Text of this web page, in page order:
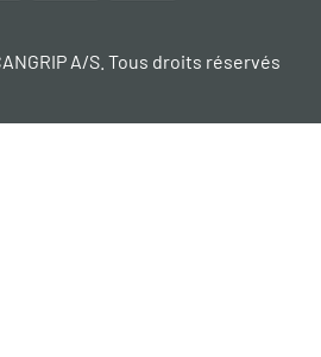
A/S. Tous droits réservés